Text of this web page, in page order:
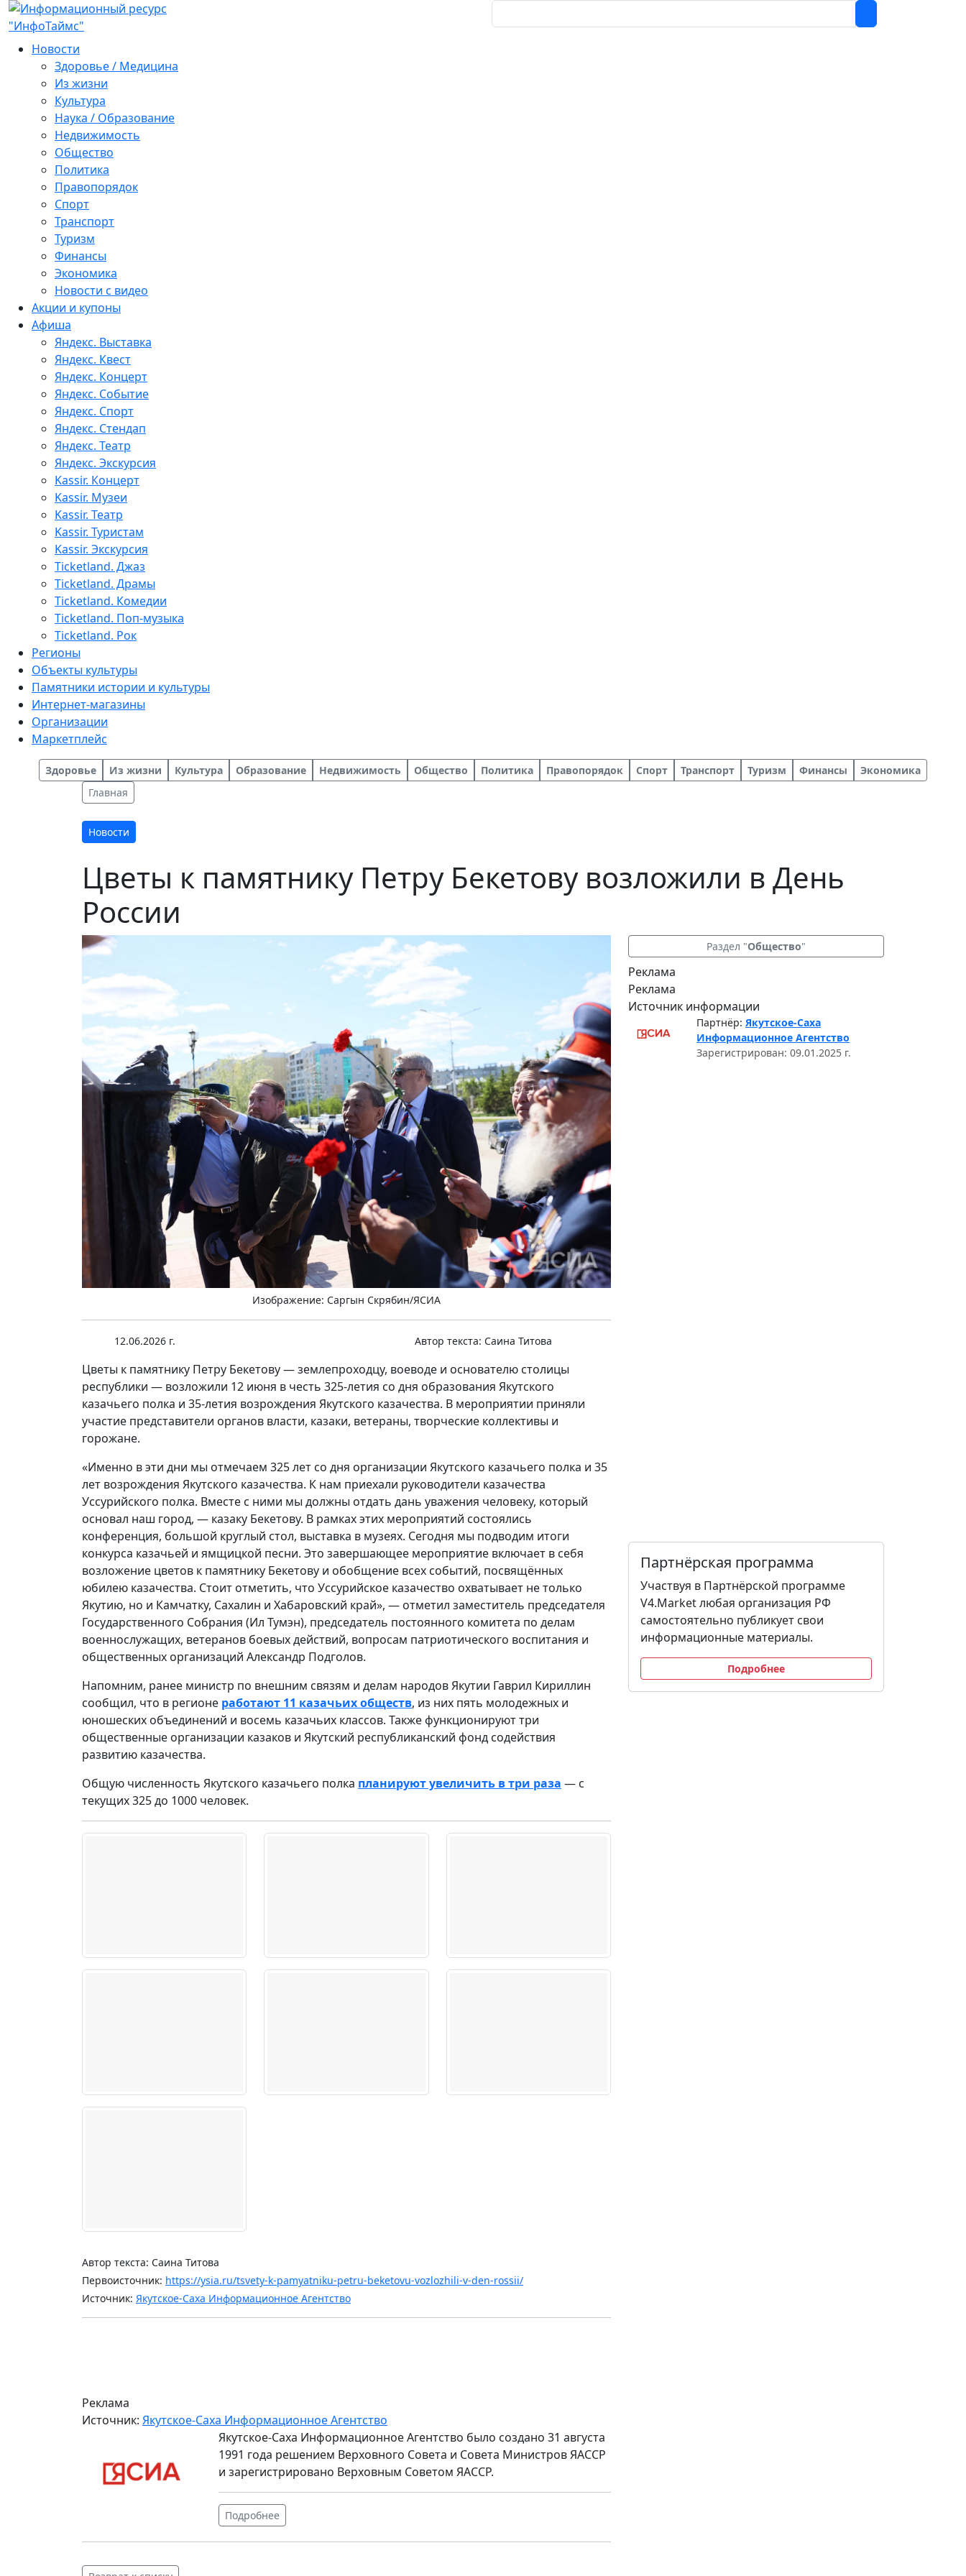
Новости
Здоровье / Медицина
Из жизни
Культура
Наука / Образование
Недвижимость
Общество
Политика
Правопорядок
Спорт
Транспорт
Туризм
Финансы
Экономика
Новости с видео
Акции и купоны
Афиша
Яндекс. Выставка
Яндекс. Квест
Яндекс. Концерт
Яндекс. Событие
Яндекс. Спорт
Яндекс. Стендап
Яндекс. Театр
Яндекс. Экскурсия
Kassir. Концерт
Kassir. Музеи
Kassir. Театр
Kassir. Туристам
Kassir. Экскурсия
Ticketland. Джаз
Ticketland. Драмы
Ticketland. Комедии
Ticketland. Поп-музыка
Ticketland. Рок
Регионы
Объекты культуры
Памятники истории и культуры
Интернет-магазины
Организации
Маркетплейс
Здоровье Из жизни Культура Образование Недвижимость Общество Политика Правопорядок Спорт Транспорт Туризм Финансы
Экономика
Главная
Новости
Цветы к памятнику Петру Бекетову возложили в День
России
Изображение: Саргын Скрябин/ЯСИА
12.06.2026 г. Автор текста: Саина Титова
Цветы к памятнику Петру Бекетову — землепроходцу, воеводе и основателю столицы
республики — возложили 12 июня в честь 325-летия со дня образования Якутского
казачьего полка и 35-летия возрождения Якутского казачества. В мероприятии приняли
участие представители органов власти, казаки, ветераны, творческие коллективы и
горожане.
«Именно в эти дни мы отмечаем 325 лет со дня организации Якутского казачьего полка и 35
лет возрождения Якутского казачества. К нам приехали руководители казачества
Уссурийского полка. Вместе с ними мы должны отдать дань уважения человеку, который
основал наш город, — казаку Бекетову. В рамках этих мероприятий состоялись
конференция, большой круглый стол, выставка в музеях. Сегодня мы подводим итоги
конкурса казачьей и ямщицкой песни. Это завершающее мероприятие включает в себя
возложение цветов к памятнику Бекетову и обобщение всех событий, посвящённых
юбилею казачества. Стоит отметить, что Уссурийское казачество охватывает не только
Якутию, но и Камчатку, Сахалин и Хабаровский край», — отметил заместитель председателя
Государственного Собрания (Ил Тумэн), председатель постоянного комитета по делам
военнослужащих, ветеранов боевых действий, вопросам патриотического воспитания и
общественных организаций Александр Подголов.
Напомним, ранее министр по внешним связям и делам народов Якутии Гаврил Кириллин
сообщил, что в регионе работают 11 казачьих обществ, из них пять молодежных и
юношеских объединений и восемь казачьих классов. Также функционируют три
общественные организации казаков и Якутский республиканский фонд содействия
развитию казачества.
Общую численность Якутского казачьего полка планируют увеличить в три раза — с
текущих 325 до 1000 человек.
Автор текста: Саина Титова
Первоисточник: https://ysia.ru/tsvety-k-pamyatniku-petru-beketovu-vozlozhili-v-den-rossii/
Источник: Якутское-Саха Информационное Агентство
Реклама
Источник: Якутское-Саха Информационное Агентство
Якутское-Саха Информационное Агентство было создано 31 августа
1991 года решением Верховного Совета и Совета Министров ЯАССР
и зарегистрировано Верховным Советом ЯАССР.
Подробнее
Раздел "Общество"
Реклама
Реклама
Источник информации
Партнёр: Якутское-Саха
Информационное Агентство
Зарегистрирован: 09.01.2025 г.
Партнёрская программа
Участвуя в Партнёрской программе
V4.Market любая организация РФ
самостоятельно публикует свои
информационные материалы.
Подробнее